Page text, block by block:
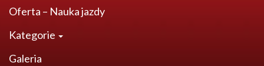
Oferta – Nauka jazdy
Kategorie
Galeria